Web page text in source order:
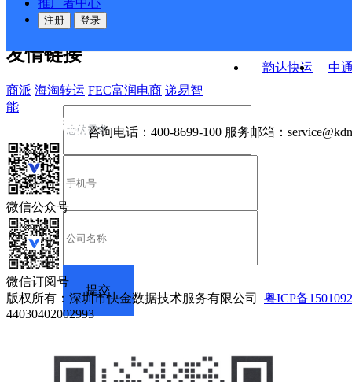
推广者中心
注册 登录
韵达快运
中
户隐私政策
友情链接
商派 海淘转运 FEC富润电商 递易智
能
咨询电话： 400-8699-100 服务邮箱：
微信公众号
微信订阅号
版权所有：深圳市快金数据技术服务有限公司 粤ICP备
44030402002993